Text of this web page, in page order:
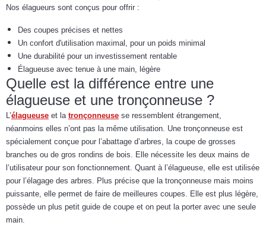
Nos élagueurs sont conçus pour offrir :
Des coupes précises et nettes
Un confort d'utilisation maximal, pour un poids minimal
Une durabilité pour un investissement rentable
Élagueuse avec tenue à une main, légère
Quelle est la différence entre une
élagueuse et une tronçonneuse ?
L’élagueuse et la tronçonneuse se ressemblent étrangement,
néanmoins elles n’ont pas la même utilisation. Une tronçonneuse est
spécialement conçue pour l’abattage d’arbres, la coupe de grosses
branches ou de gros rondins de bois. Elle nécessite les deux mains de
l’utilisateur pour son fonctionnement. Quant à l’élagueuse, elle est utilisée
pour l’élagage des arbres. Plus précise que la tronçonneuse mais moins
puissante, elle permet de faire de meilleures coupes. Elle est plus légère,
possède un plus petit guide de coupe et on peut la porter avec une seule
main.